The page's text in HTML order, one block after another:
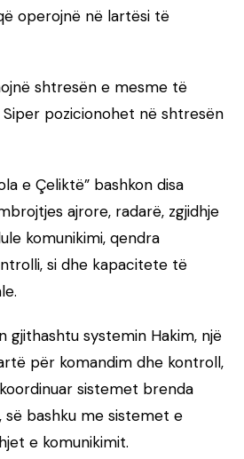
operojnë në lartësi të
shtresën e mesme të
pozicionohet në shtresën
e Çeliktë” bashkon disa
ajrore, radarë, zgjidhje
komunikimi, qendra
si dhe kapacitete të
gjithashtu systemin Hakim, një
për komandim dhe kontroll,
sistemet brenda
së bashku me sistemet e
e komunikimit.